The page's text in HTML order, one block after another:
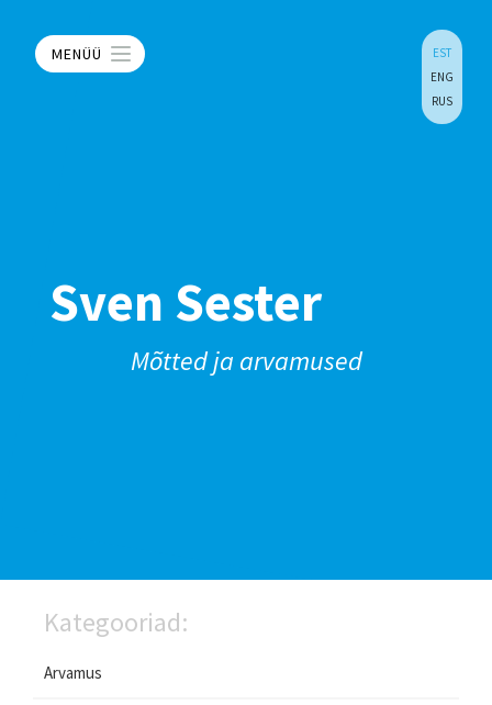
MENÜÜ
EST
ENG
RUS
Sven Sester
Mõtted ja arvamused
Kategooriad:
Arvamus